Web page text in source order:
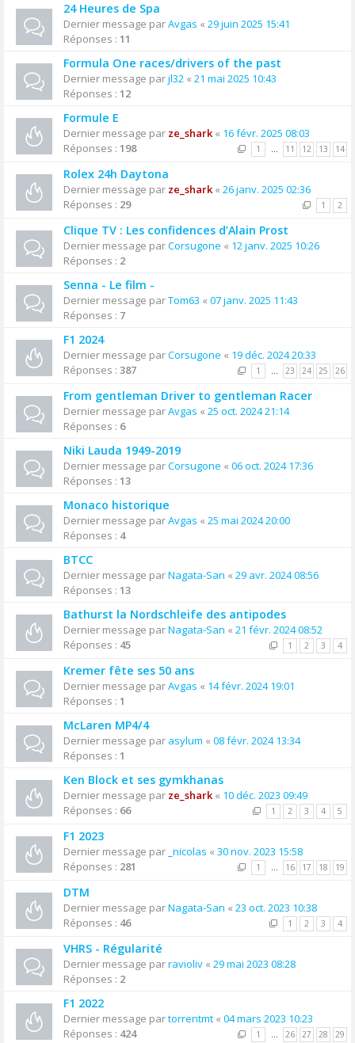
24 Heures de Spa
Dernier message parAvgas « 29 juin 2025 15:41
Réponses : 11
Formula One races/drivers of the past
Dernier message parjl32 « 21 mai 2025 10:43
Réponses : 12
Formule E
Dernier message par ze_shark« 16 févr. 2025 08:03
Réponses : 198 1 … 11 12 13 14
Rolex 24h Daytona
Dernier message par ze_shark« 26 janv. 2025 02:36
Réponses : 29 1 2
Clique TV : Les confidences d’Alain Prost
Dernier message parCorsugone « 12 janv. 2025 10:26
Réponses : 2
Senna - Le film -
Dernier message parTom63 « 07 janv. 2025 11:43
Réponses : 7
F1 2024
Dernier message parCorsugone « 19 déc. 2024 20:33
Réponses : 387 1 … 23 24 25 26
From gentleman Driver to gentleman Racer
Dernier message parAvgas « 25 oct. 2024 21:14
Réponses : 6
Niki Lauda 1949-2019
Dernier message parCorsugone « 06 oct. 2024 17:36
Réponses : 13
Monaco historique
Dernier message parAvgas « 25 mai 2024 20:00
Réponses : 4
BTCC
Dernier message parNagata-San « 29 avr. 2024 08:56
Réponses : 13
Bathurst la Nordschleife des antipodes
Dernier message parNagata-San « 21 févr. 2024 08:52
Réponses : 45 1 2 3 4
Kremer fête ses 50 ans
Dernier message parAvgas « 14 févr. 2024 19:01
Réponses : 1
McLaren MP4/4
Dernier message par asylum « 08 févr. 2024 13:34
Réponses : 1
Ken Block et ses gymkhanas
Dernier message par ze_shark« 10 déc. 2023 09:49
Réponses : 66 1 2 3 4 5
F1 2023
Dernier message par _nicolas « 30 nov. 2023 15:58
Réponses : 281 1 … 16 17 18 19
DTM
Dernier message parNagata-San « 23 oct. 2023 10:38
Réponses : 46 1 2 3 4
VHRS - Régularité
Dernier message parravioliv « 29 mai 2023 08:28
Réponses : 2
F1 2022
Dernier message partorrentmt « 04 mars 2023 10:23
Réponses : 424 1 … 26 27 28 29